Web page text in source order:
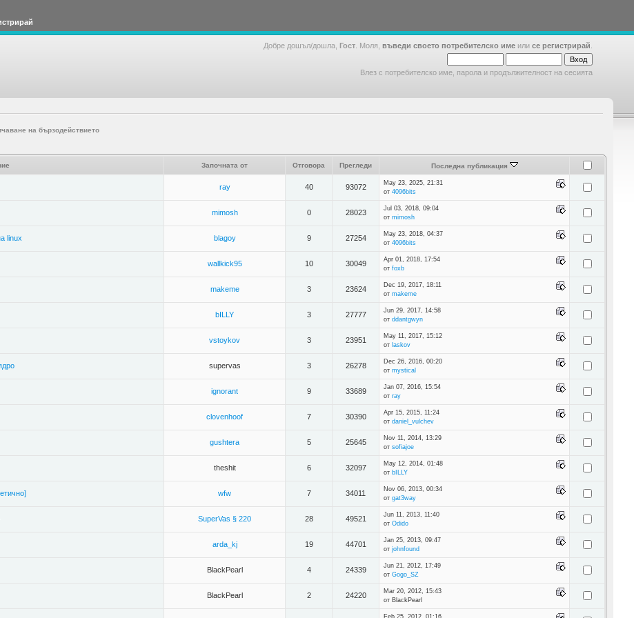
Добре дошъл/дошла, Гост . Моля, въведи своето потребителско име или се регистрирай
Влез с потребителско име, парола и продължителност на сесията
на бързодействието
Започната от Отговора Прегледи Последна публикация
ray 40 93072
May 23, 2025, 21:31
от 4096bits
mimosh 0 28023
Jul 03, 2018, 09:04
от mimosh
linux blagoy 9 27254
May 23, 2018, 04:37
от 4096bits
wallkick95 10 30049
Apr 01, 2018, 17:54
от foxb
makeme 3 23624
Dec 19, 2017, 18:11
от makeme
bILLY 3 27777
Jun 29, 2017, 14:58
от ddantgwyn
vstoykov 3 23951
May 11, 2017, 15:12
от laskov
supervas 3 26278
Dec 26, 2016, 00:20
от mystical
ignorant 9 33689
Jan 07, 2016, 15:54
от ray
clovenhoof 7 30390
Apr 15, 2015, 11:24
от daniel_vulchev
gushtera 5 25645
Nov 11, 2014, 13:29
от sofiajoe
theshit 6 32097
May 12, 2014, 01:48
от bILLY
wfw 7 34011
Nov 06, 2013, 00:34
от gat3way
SuperVas § 220 28 49521
Jun 11, 2013, 11:40
от Odido
arda_kj 19 44701
Jan 25, 2013, 09:47
от johnfound
BlackPearl 4 24339
Jun 21, 2012, 17:49
от Gogo_SZ
BlackPearl 2 24220
Mar 20, 2012, 15:43
от BlackPearl
Feb 25, 2012, 01:16